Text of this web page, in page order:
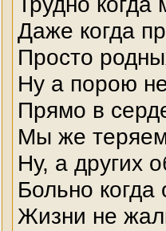
Даже когда
Просто
Ну а порою
Прямо в
Мы же
Ну, а других
Больно когда
Жизни не